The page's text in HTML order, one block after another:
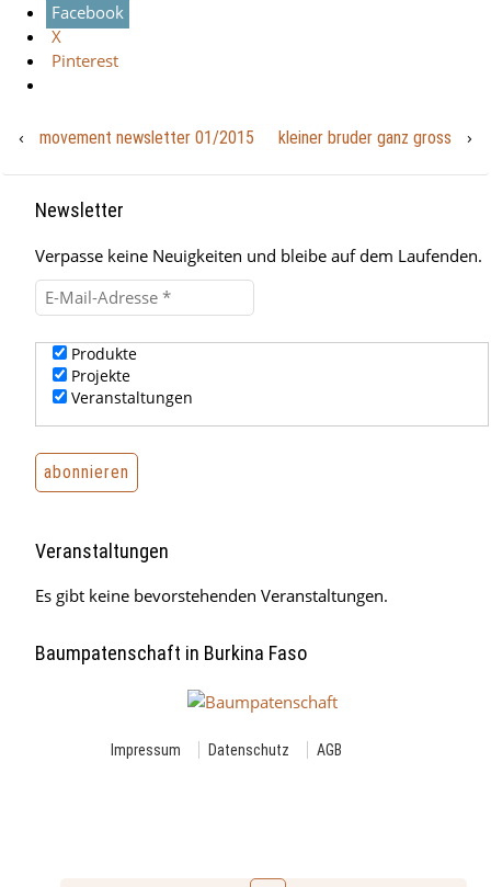
Facebook
X
Pinterest
‹ movement newsletter 01/2015 kleiner bruder ganz gross ›
Newsletter
Verpasse keine Neuigkeiten und bleibe auf dem Laufenden.
Produkte
Projekte
Veranstaltungen
Veranstaltungen
Es gibt keine bevorstehenden Veranstaltungen.
Baumpatenschaft in Burkina Faso
Impressum Datenschutz AGB